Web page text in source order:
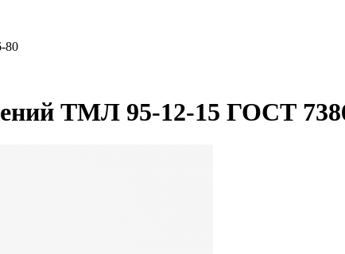
80
ТМЛ 95-12-15 ГОСТ